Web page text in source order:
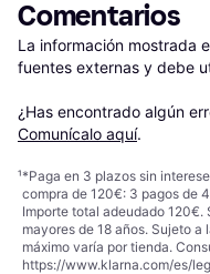
Comentarios
La información mostrada
fuentes externas y debe
¿Has encontrado algún
Comunícalo aquí.
¹*Paga en 3 plazos sin
compra de 120€: 3 pagos de
Importe total adeudado 120€.
mayores de 18 años. Sujeto
máximo varía por tienda.
https://www.klarna.com/es/